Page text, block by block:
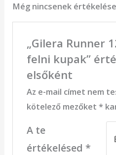
Még nincsenek
„Gilera Runner
felni kupak”
elsőként
Az e-mail címet nem
kötelező mezőket *
A te
értékelésed *